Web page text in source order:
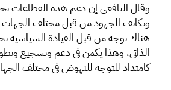
وقال اليافعي إن دعم هذه القطاعات
وتكاتف الجهود من قبل مختلف الجهات
هناك توجه من قبل القيادة السياسية
الذاتي، وهذا يكمن في دعم وتشجيع
كامتداد للتوجه للنهوض في مختلف